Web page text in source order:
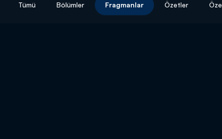
Tümü Bölümler Fragmanlar Özetler